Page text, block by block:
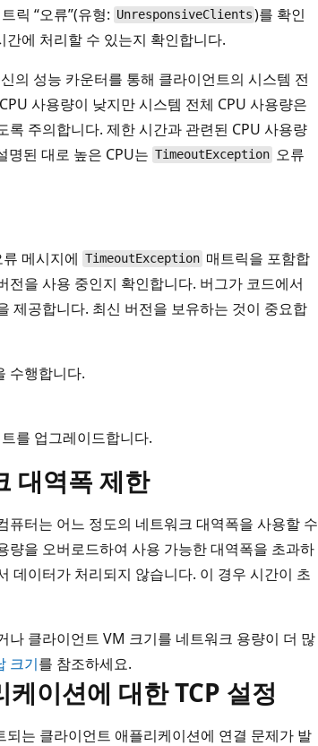
릭 “오류”(유형: UnresponsiveClients )를 확인
에 처리할 수 있는지 확인합니다.
의 성능 카운터를 통해 클라이언트의 시스템 전
사용량이 낮지만 시스템 전체 CPU 사용량은
주의합니다. 제한 시간과 관련된 CPU 사용량
명된 대로 높은 CPU는 TimeoutException 오류
류 메시지에 TimeoutException 매트릭을 포함합
전을 사용 중인지 확인합니다. 버그가 코드에서
제공합니다. 최신 버전을 보유하는 것이 중요합
수행합니다.
를 업그레이드합니다.
대역폭 제한
터는 어느 정도의 네트워크 대역폭을 사용할 수
을 오버로드하여 사용 가능한 대역폭을 초과하
데이터가 처리되지 않습니다. 이 경우 시간이 초
클라이언트 VM 크기를 네트워크 용량이 더 많
크기를 참조하세요.
이션에 대한 TCP 설정
는 클라이언트 애플리케이션에 연결 문제가 발